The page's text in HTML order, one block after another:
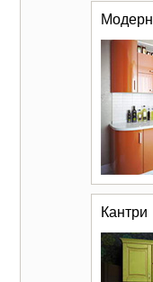
Модерн
Кантри